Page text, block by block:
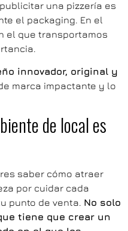
una pizzería es
el packaging. En el
el que transportamos
innovador, original y
marca impactante y lo
de local es
saber cómo atraer
por cuidar cada
punto de venta. No solo
tiene que crear un